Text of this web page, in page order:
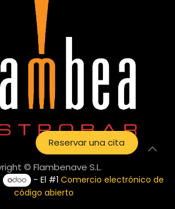
Reservar una cita
© Flambenave S.L.
- El #1Comercio electrónico de
código abierto